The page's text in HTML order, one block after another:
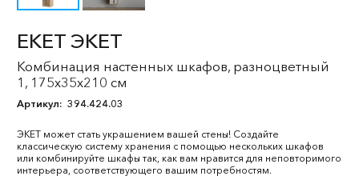
EKET ЭКЕТ
Комбинация настенных шкафов, разноцветный
1, 175x35x210 см
Артикул: 394.424.03
ЭКЕТ может стать украшением вашей стены! Создайте
классическую систему хранения с помощью нескольких шкафов
или комбинируйте шкафы так, как вам нравится для неповторимого
интерьера, соответствующего вашим потребностям.